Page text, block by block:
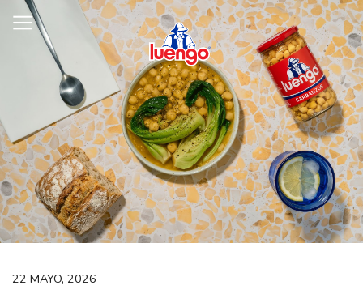
22 MAYO, 2026